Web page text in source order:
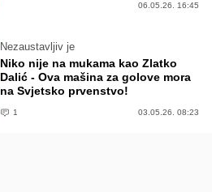
06.05.26. 16:45
Nezaustavljiv je
Niko nije na mukama kao Zlatko
Dalić - Ova mašina za golove mora
na Svjetsko prvenstvo!
1 03.05.26. 08:23